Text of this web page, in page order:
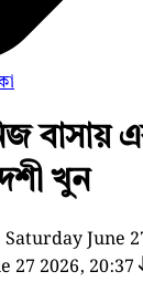
বাসায়
খুন
June
27 2026, 20:37